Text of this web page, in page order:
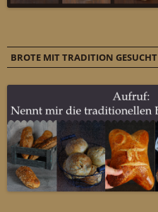
BROTE MIT TRADITION GESUCHT